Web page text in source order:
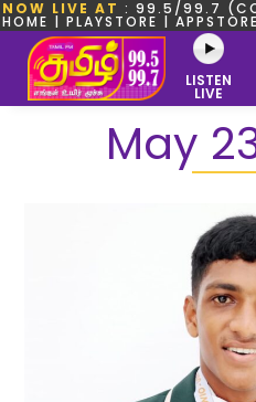
NOW LIVE AT : 99.5/99.7
HOME | PLAYSTORE | APPSTORE
LISTEN
LIVE
May